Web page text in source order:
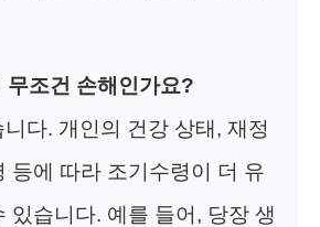
무조건 손해인가요?
다. 개인의 건강 상태, 재정
등에 따라 조기수령이 더 유
있습니다. 예를 들어, 당장 생